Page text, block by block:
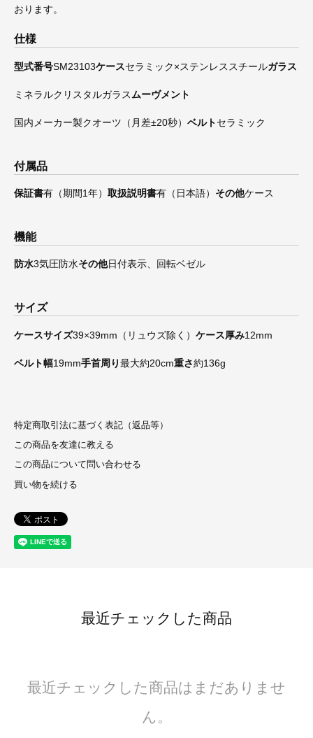
おります。
仕様
型式番号SM23103ケースセラミック×ステンレススチールガラス
ミネラルクリスタルガラスムーヴメント
国内メーカー製クオーツ（月差±20秒） ベルトセラミック
付属品
保証書有（期間1年） 取扱説明書有（日本語） その他ケース
機能
防水3気圧防水その他日付表示、回転ベゼル
サイズ
ケースサイズ39×39mm（リュウズ除く） ケース厚み12mm
ベルト幅19mm手首周り最大約20cm重さ約136g
特定商取引法に基づく表記（返品等）
この商品を友達に教える
この商品について問い合わせる
買い物を続ける
最近チェックした商品
最近チェックした商品はまだありませ
ん。